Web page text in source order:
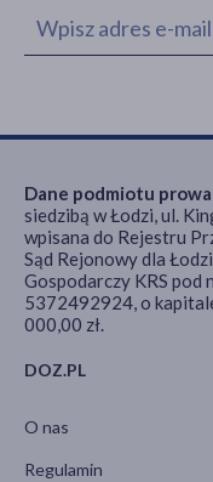
DOZ.PL
O nas
Regulamin
Dane podmiotu
siedzibą w Łodzi, ul.
wpisana do Rejestru
Sąd Rejonowy dla
Gospodarczy KRS pod
5372492924, o
000,00 zł.